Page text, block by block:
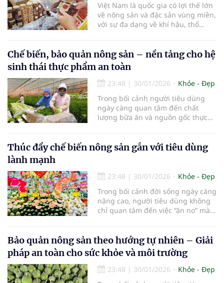
Việt Nam là quốc gia có lợi thế lớn
về nông sản và đặc sản vùng miền,
với sự đa dạng về khí hậu, thổ
đặc sản địa phương vẫn chủ yếu
tiêu thụ ở dạng thô, giá trị gia
tăng thấp, khó mở rộng thị trường.
Chế biến, bảo quản nông sản – nền tảng cho hệ
sinh thái thực phẩm an toàn
23:48 | 30/01/2026
Khỏe - Đẹp
Trong bối cảnh người tiêu dùng
ngày càng quan tâm đến chất
lượng bữa ăn và nguồn gốc thực
xuất ban đầu, mà đòi hỏi một cách
tiếp cận toàn diện từ chế biến, bảo
lưu thông và tiêu dùng.
Thúc đẩy chế biến nông sản gắn với tiêu dùng
lành mạnh
23:48 | 30/01/2026
Khỏe - Đẹp
Trong bối cảnh đời sống ngày càng
nâng cao, người tiêu dùng không
chỉ quan tâm đến việc “ăn no” mà
mạnh đang trở thành lựa chọn phổ
biến, kéo theo yêu cầu cao hơn đối
với chất lượng thực phẩm.
Bảo quản nông sản theo hướng tự nhiên – Giải
pháp an toàn cho sức khỏe và môi trường
23:48 | 30/01/2026
Khỏe - Đẹp